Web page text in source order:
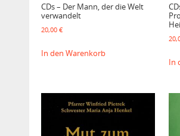
CDs – Der Mann, der die Welt
verwandelt
20,00 €
In den Warenkorb
In